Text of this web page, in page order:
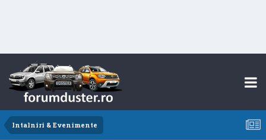
Intalniri & Evenimente